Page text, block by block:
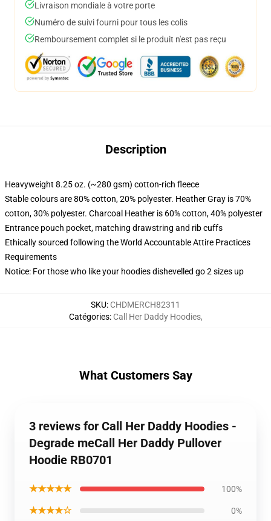
Livraison mondiale à votre porte
Numéro de suivi fourni pour tous les colis
Remboursement complet si le produit n'est pas reçu
Description
Heavyweight 8.25 oz. (~280 gsm) cotton-rich fleece
Stable colours are 80% cotton, 20% polyester. Heather Gray is 70%
cotton, 30% polyester. Charcoal Heather is 60% cotton, 40% polyester
Entrance pouch pocket, matching drawstring and rib cuffs
Ethically sourced following the World Accountable Attire Practices
Requirements
Notice: For those who like your hoodies dishevelled go 2 sizes up
SKU: CHDMERCH82311
Catégories: Call Her Daddy Hoodies,
What Customers Say
3 reviews for Call Her Daddy Hoodies -
Degrade meCall Her Daddy Pullover
Hoodie RB0701
★★★★★ 100%
★★★★☆ 0%